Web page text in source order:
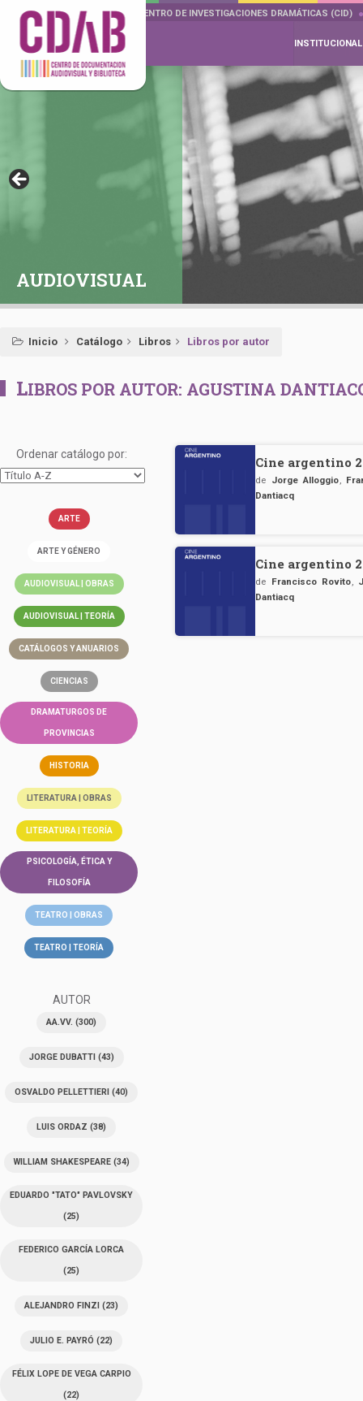
DOCUMENTA DRAMÁTICAS CENTRO DE INVESTIGACIONES DRAMÁTICAS (CID)
INSTITUCIONAL
AUDIOVISUAL
Inicio Catálogo Libros Libros por autor
LIBROS POR AUTOR: AGUSTINA
Ordenar catálogo por:
ARTE
ARTE Y GÉNERO
AUDIOVISUAL | OBRAS
AUDIOVISUAL | TEORÍA
CATÁLOGOS Y ANUARIOS
CIENCIAS
DRAMATURGOS DE
PROVINCIAS
HISTORIA
LITERATURA | OBRAS
LITERATURA | TEORÍA
PSICOLOGÍA, ÉTICA Y
FILOSOFÍA
TEATRO | OBRAS
TEATRO | TEORÍA
AUTOR
AA.VV. (300)
JORGE DUBATTI(43)
OSVALDO PELLETTIERI (40)
LUIS ORDAZ (38)
WILLIAM SHAKESPEARE(34)
EDUARDO "TATO" PAVLOVSKY
(25)
FEDERICO GARCÍA LORCA
(25)
ALEJANDRO FINZI (23)
JULIO E. PAYRÓ (22)
FÉLIX LOPE DE VEGA CARPIO
(22)
Cine argentino
de Jorge Alloggio,
Dantiacq
Cine argentino
de Francisco Rovito,
Dantiacq